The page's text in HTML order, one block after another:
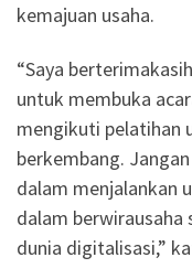
kemajuan usaha.
“Saya
untuk membuka
mengikuti pelatihan
berkembang.
dalam menjalankan
dalam
dunia digitalisasi,”